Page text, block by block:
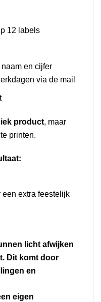
12 labels
en cijfer
via de mail
product, maar
printen.
extra feestelijk
licht afwijken
Dit komt door
en
eigen